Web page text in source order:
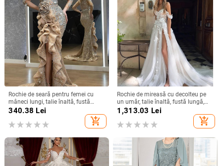
Rochie de seară pentru femei cu
mâneci lungi, talie înaltă, fustă
lungă, țesătură spray metalică,
340.38 Lei
add_shopping_cart
Rochie de mireasă cu decolteu pe
un umăr, talie înaltă, fustă lungă,
poliester
1,313.03 Lei
add_shopping_cart